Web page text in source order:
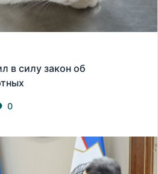
в силу закон об
0